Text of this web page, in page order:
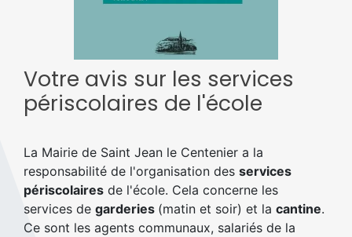
Votre avis sur les services
périscolaires de l'école
La Mairie de Saint Jean le Centenier a la
responsabilité de l'organisation des services
périscolaires de l'école. Cela concerne les
services de garderies (matin et soir) et la cantine.
Ce sont les agents communaux, salariés de la